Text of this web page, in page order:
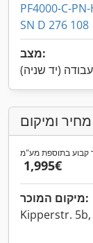
PF4000-C-
SN D 276 108
מצב:
(יד שניה)
מחיר ומיקום
קבוע בתוספת מע"מ
‏1,995 ‏€
מיקום המוכר: